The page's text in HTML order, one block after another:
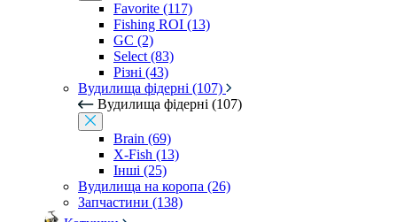
Favorite (117)
Fishing ROI (13)
GC (2)
Select (83)
Різні (43)
Вудилища фідерні (107)
Вудилища фідерні (107)
Brain (69)
X-Fish (13)
Інші (25)
Вудилища на коропа (26)
Запчастини (138)